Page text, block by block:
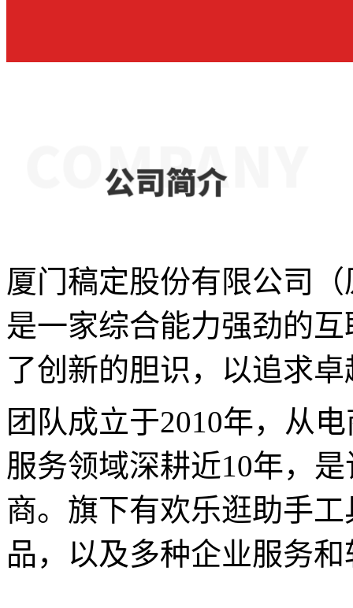
厦门稿定股份有限公司
是一家综合能力强劲的
了创新的胆识，以追求
团队成立于2010年，从
服务领域深耕近10年，
商。旗下有欢乐逛助手
品，以及多种企业服务